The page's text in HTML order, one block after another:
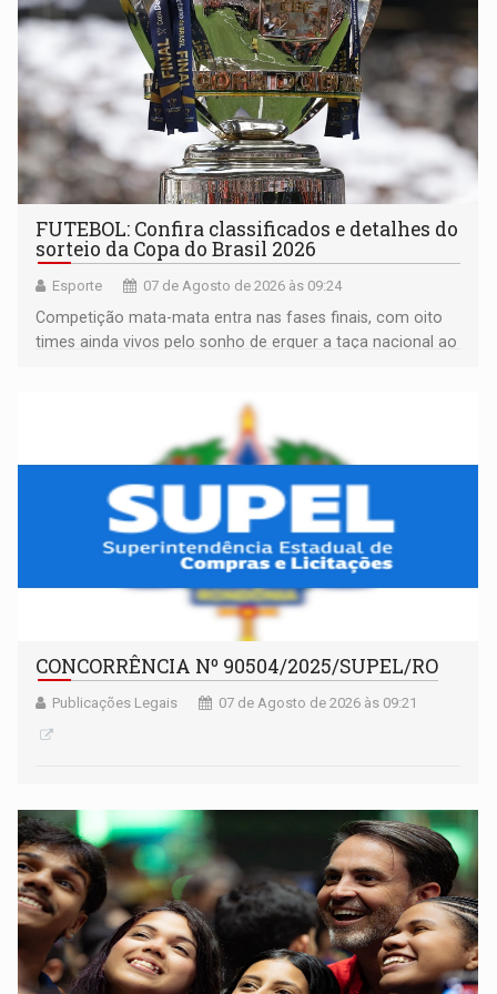
FUTEBOL: Confira classificados e detalhes do
sorteio da Copa do Brasil 2026
Esporte 07 de Agosto de 2026 às 09:24
Competição mata-mata entra nas fases finais, com oito
times ainda vivos pelo sonho de erguer a taça nacional ao
CONCORRÊNCIA Nº 90504/2025/SUPEL/RO
Publicações Legais 07 de Agosto de 2026 às 09:21